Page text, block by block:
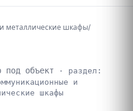
металлические шкафы/
под объект · раздел:
и
шкафы